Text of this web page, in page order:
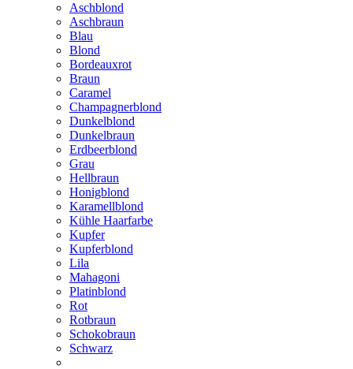
Aschblond
Aschbraun
Blau
Blond
Bordeauxrot
Braun
Caramel
Champagnerblond
Dunkelblond
Dunkelbraun
Erdbeerblond
Grau
Hellbraun
Honigblond
Karamellblond
Kühle Haarfarbe
Kupfer
Kupferblond
Lila
Mahagoni
Platinblond
Rot
Rotbraun
Schokobraun
Schwarz